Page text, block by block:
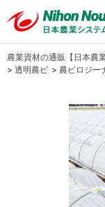
農業資材の通販【日本農
> 透明農ビ > 農ビロジ